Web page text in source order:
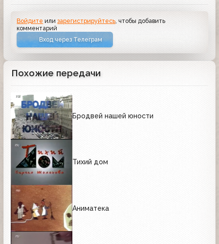
Войдите илизарегистрируйтесь, чтобы добавить
комментарий
Вход через Телеграм
Похожие передачи
Бродвей нашей юности
Тихий дом
Аниматека